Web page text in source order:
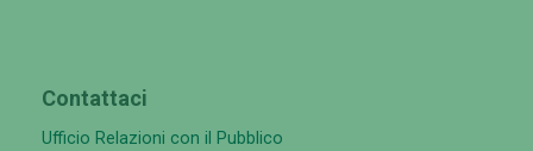
Contattaci
Ufficio Relazioni con il Pubblico